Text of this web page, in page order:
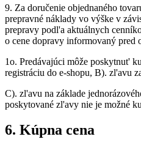
9. Za doručenie objednaného
prepravné náklady vo výške v
prepravy podl'a aktuálnych
o cene dopravy informovaný pred
1o. Predávajúci môže poskytnut'
registráciu do e-shopu, B). zl'avu
C). zl'avu na základe
poskytované zl'avy nie je možné
6. Kúpna cena